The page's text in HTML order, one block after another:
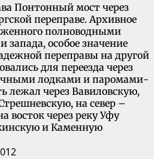
Понтонный мост через
переправе. Архивное
полноводными
запада, особое значение
переправы на другой
для переезда через
лодками и паромами-
лежал через Вавиловскую,
на север –
восток через реку Уфу
и Каменную